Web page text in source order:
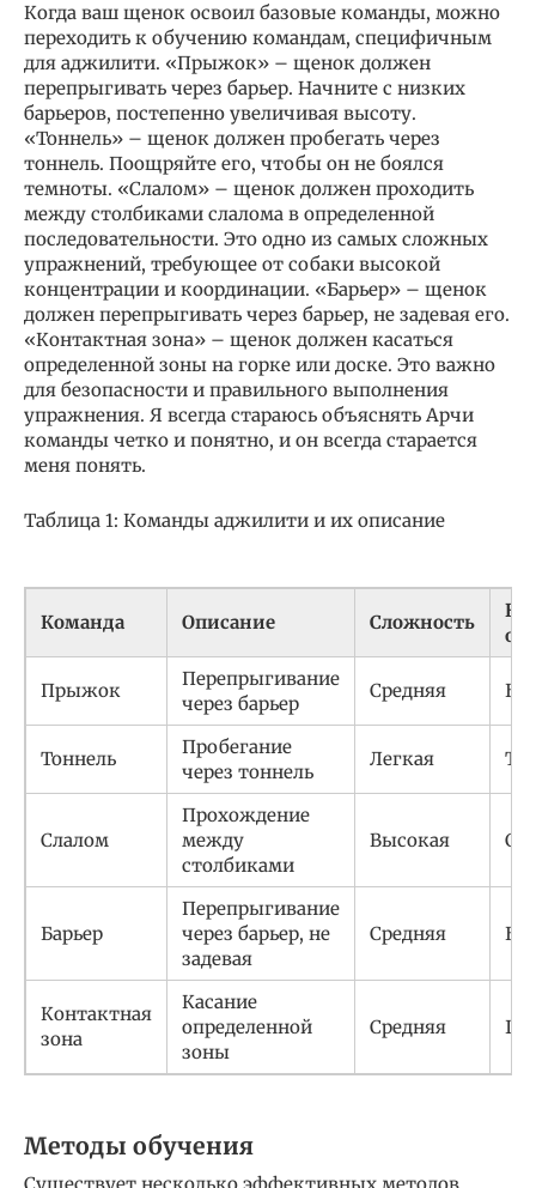
Когда ваш щенок освоил базовые команды, можно
переходить к обучению командам, специфичным
для аджилити. «Прыжок» – щенок должен
перепрыгивать через барьер. Начните с низких
барьеров, постепенно увеличивая высоту.
«Тоннель» – щенок должен пробегать через
тоннель. Поощряйте его, чтобы он не боялся
темноты. «Слалом» – щенок должен проходить
между столбиками слалома в определенной
последовательности. Это одно из самых сложных
упражнений, требующее от собаки высокой
концентрации и координации. «Барьер» – щенок
должен перепрыгивать через барьер, не задевая его.
«Контактная зона» – щенок должен касаться
определенной зоны на горке или доске. Это важно
для безопасности и правильного выполнения
упражнения. Я всегда стараюсь объяснять Арчи
команды четко и понятно, и он всегда старается
меня понять.
Таблица 1: Команды аджилити и их описание
Команда Описание Сложность
Прыжок
Перепрыгивание
через барьер
Средняя
Тоннель
Пробегание
через тоннель
Легкая
Слалом
Прохождение
между
столбиками
Высокая
Барьер
Перепрыгивание
через барьер, не
задевая
Средняя
Контактная
зона
Касание
определенной
зоны
Средняя
Методы обучения